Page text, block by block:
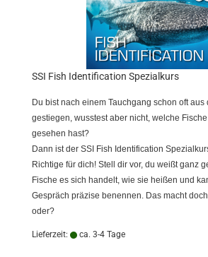
SSI Fish Identification Spezialkurs
Du bist nach einem Tauchgang schon oft aus
gestiegen, wusstest aber nicht, welche
gesehen hast?
Dann ist der SSI Fish Identification
Richtige für dich! Stell dir vor, du weißt ganz
Fische es sich handelt, wie sie heißen und
Gespräch präzise benennen. Das macht
oder?
Lieferzeit: ca. 3-4 Tage